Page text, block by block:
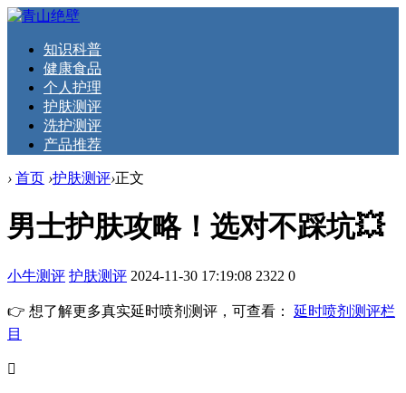
知识科普
健康食品
个人护理
护肤测评
洗护测评
产品推荐
› 首页 ›护肤测评›正文
男士护肤攻略！选对不踩坑💥
小牛测评 护肤测评 2024-11-30 17:19:08 2322 0
👉 想了解更多真实延时喷剂测评，可查看： 延时喷剂测评栏
目
󦘖